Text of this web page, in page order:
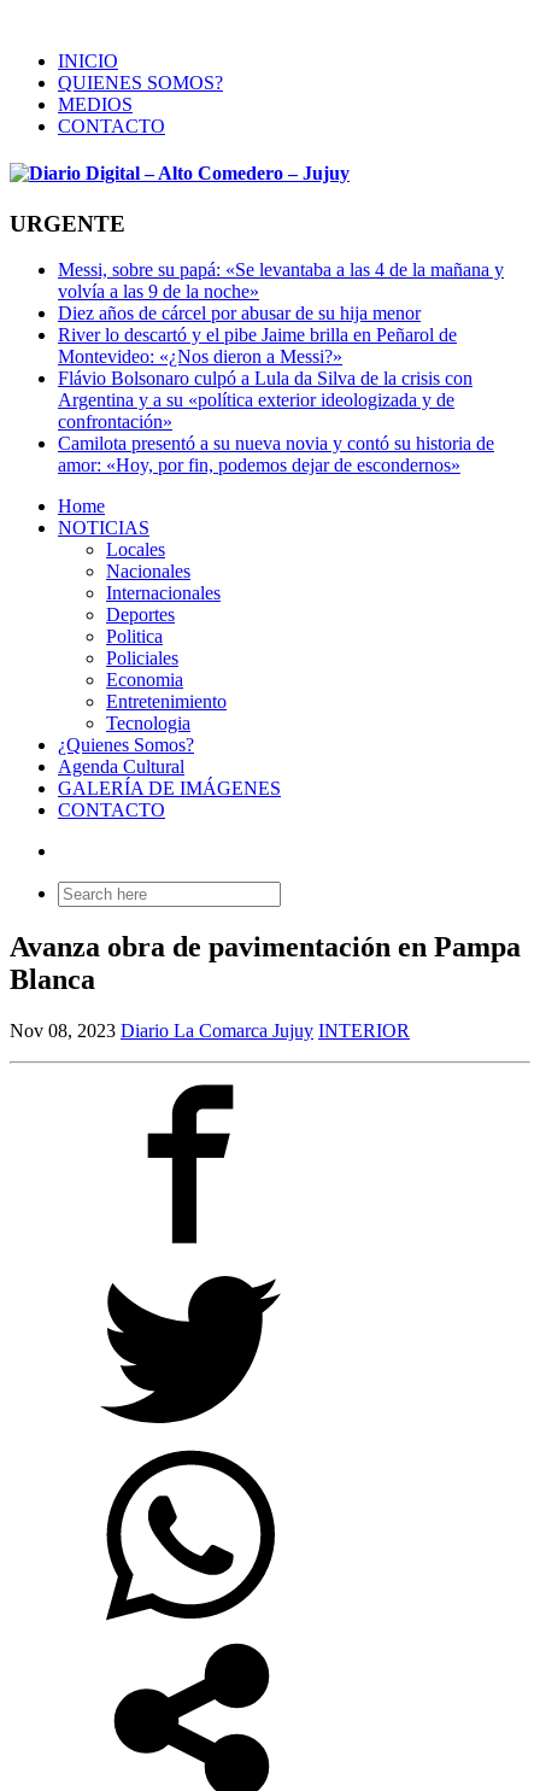
INICIO
QUIENES SOMOS?
MEDIOS
CONTACTO
URGENTE
Messi, sobre su papá: «Se levantaba a las 4 de la mañana y
volvía a las 9 de la noche»
Diez años de cárcel por abusar de su hija menor
River lo descartó y el pibe Jaime brilla en Peñarol de
Montevideo: «¿Nos dieron a Messi?»
Flávio Bolsonaro culpó a Lula da Silva de la crisis con
Argentina y a su «política exterior ideologizada y de
confrontación»
Camilota presentó a su nueva novia y contó su historia de
amor: «Hoy, por fin, podemos dejar de escondernos»
Home
NOTICIAS
Locales
Nacionales
Internacionales
Deportes
Politica
Policiales
Economia
Entretenimiento
Tecnologia
¿Quienes Somos?
Agenda Cultural
GALERÍA DE IMÁGENES
CONTACTO
Search
for:
Avanza obra de pavimentación en Pampa
Blanca
Nov 08, 2023 Diario La Comarca Jujuy INTERIOR